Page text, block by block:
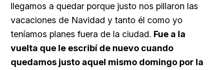
llegamos a quedar porque justo nos pillaron las
vacaciones de Navidad y tanto él como yo
teníamos planes fuera de la ciudad. Fue a la
vuelta que le escribí de nuevo cuando
quedamos justo aquel mismo domingo por la